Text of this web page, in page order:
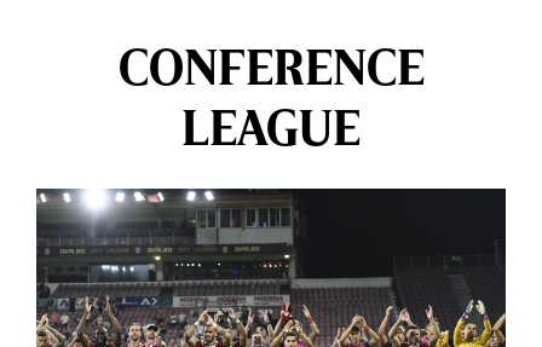
CONFERENCE
LEAGUE